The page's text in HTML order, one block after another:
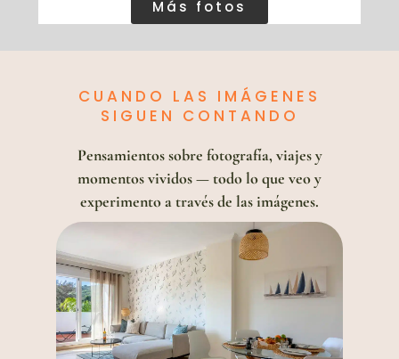
Más fotos
CUANDO LAS IMÁGENES
SIGUEN CONTANDO
Pensamientos sobre fotografía, viajes y
momentos vividos — todo lo que veo y
experimento a través de las imágenes.